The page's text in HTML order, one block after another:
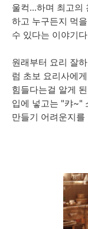
울컥...하며 최고의
하고 누구든지 먹
수 있다는 이야기
원래부터 요리 잘
럼 초보 요리사에
힘들다는걸 알게
입에 넣고는 "캬~"
만들기 어려운지를